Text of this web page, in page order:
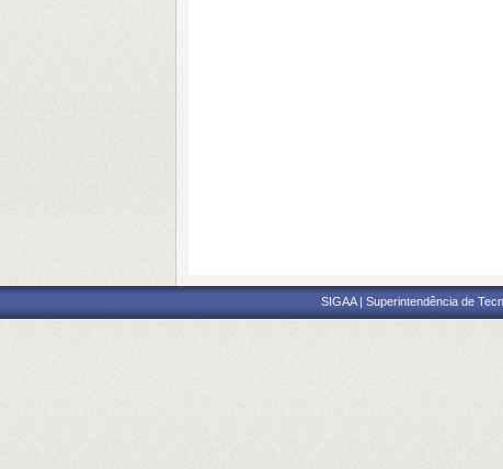
SIGAA | Superintendência de